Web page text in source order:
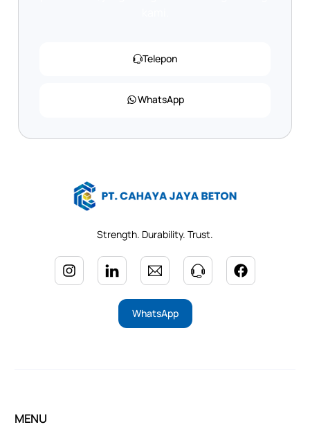
Telepon
WhatsApp
Strength. Durability. Trust.
WhatsApp
MENU